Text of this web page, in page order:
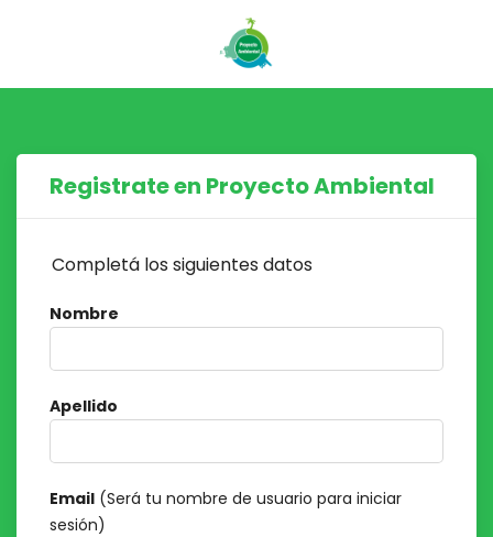
Registrate en Proyecto Ambiental
Completá los siguientes datos
Nombre
Apellido
Email (Será tu nombre de usuario para iniciar
sesión)